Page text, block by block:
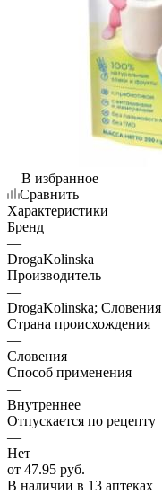
В избранное
Сравнить
Характеристики
Бренд
—
DrogaKolinska
Производитель
—
DrogaKolinska; Словения
Страна происхождения
—
Словения
Способ применения
—
Внутреннее
Отпускается по рецепту
—
Нет
от 47.95 руб.
В наличии в 13 аптеках